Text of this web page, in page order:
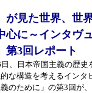
が見た世界、世
心に～インタヴ
第3回レポート
、日本帝国主義の歴史
な構造を考えるインタ
のために」の第3回が